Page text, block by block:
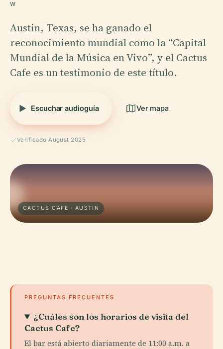
W
Austin, Texas, se ha ganado el
reconocimiento mundial como la “Capital
Mundial de la Música en Vivo”, y el Cactus
Cafe es un testimonio de este título.
Escuchar audioguía Ver mapa
Verificado August 2025
CACTUS CAFE · AUSTIN
PREGUNTAS FRECUENTES
¿Cuáles son los horarios de visita del
Cactus Cafe?
El bar está abierto diariamente de 11:00 a.m. a